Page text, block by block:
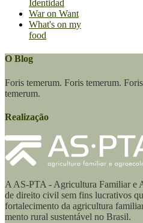
Identidad
War on Want
What's on my
food
O Blog
Foris temerum. Foris temerum.
temerum.
Realização
A AS-PTA - Agricultura Familiar e
de direito civil sem fins lucrativos
fortalecimento da agricultura
mento rural sustentável no Brasil.